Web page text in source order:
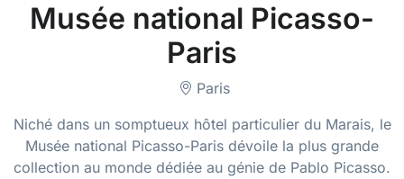
Musée national Picasso-
Paris
Paris
Niché dans un somptueux hôtel particulier du Marais, le
Musée national Picasso-Paris dévoile la plus grande
collection au monde dédiée au génie de Pablo Picasso.